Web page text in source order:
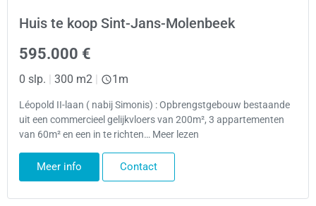
Huis te koop Sint-Jans-Molenbeek
595.000 €
0 slp. | 300 m2 | 1m
Léopold II-laan ( nabij Simonis) : Opbrengstgebouw bestaande
uit een commercieel gelijkvloers van 200m², 3 appartementen
van 60m² en een in te richten… Meer lezen
Meer info Contact